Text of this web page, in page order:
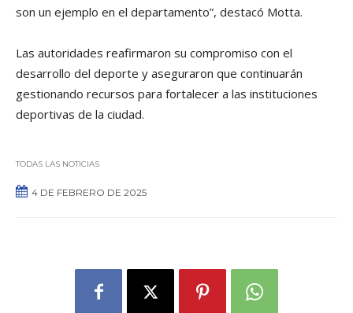
son un ejemplo en el departamento”, destacó Motta.
Las autoridades reafirmaron su compromiso con el
desarrollo del deporte y aseguraron que continuarán
gestionando recursos para fortalecer a las instituciones
deportivas de la ciudad.
TODAS LAS NOTICIAS
4 DE FEBRERO DE 2025